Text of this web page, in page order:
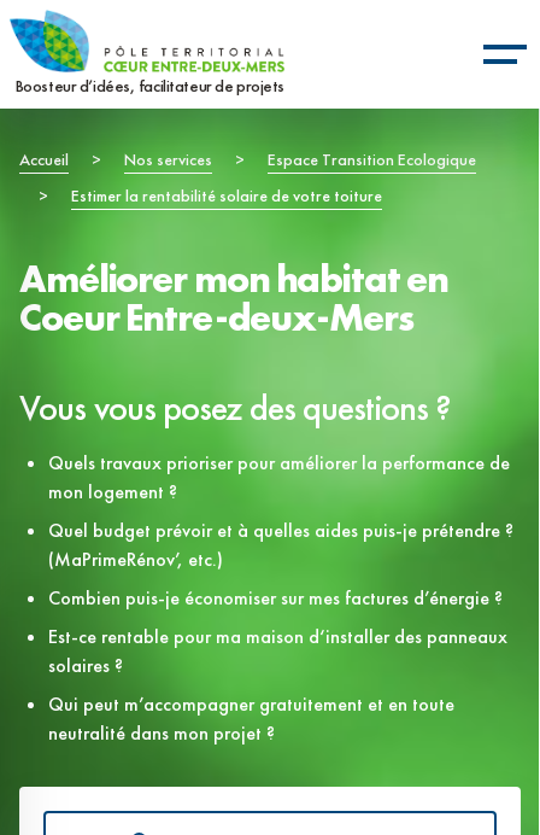
Aller
au
contenu
Boosteur d’idées, facilitateur de projets
Fil
d'Ariane
Accueil > Nos services >
Espace Transition Ecologique
>
Estimer la rentabilité solaire de votre toiture
Améliorer mon habitat en
Coeur Entre-deux-Mers
Vous vous posez des questions ?
Quels travaux prioriser pour améliorer la performance de
mon logement ?
Quel budget prévoir et à quelles aides puis-je prétendre ?
(MaPrimeRénov’, etc.)
Combien puis-je économiser sur mes factures d’énergie ?
Est-ce rentable pour ma maison d‘installer des panneaux
solaires ?
Qui peut m’accompagner gratuitement et en toute
neutralité dans mon projet ?
Panneau de gestion des cookies